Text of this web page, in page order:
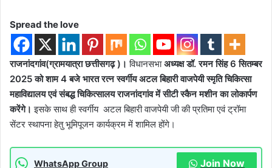
Spread the love
राजनांदगांव(ग्रामयात्रा छत्तीसगढ़ )। विधानसभाअध्यक्ष डॉ. रमन सिंह 6 सितम्बर
2025 को शाम 4 बजे भारत रत्न स्वर्गीय अटल बिहारी वाजपेयी स्मृति चिकित्सा
महाविद्यालय एवं संबद्ध चिकित्सालय राजनांदगांव में सीटी स्कैन मशीन का लोकार्पण
करेंगे। इसके साथ ही स्वर्गीय अटल बिहारी वाजपेयी जी की प्रतिमा एवं ट्रॉमा
सेंटर स्थापना हेतु भूमिपूजन कार्यक्रम में शामिल होंगे।
WhatsApp Group Join Now